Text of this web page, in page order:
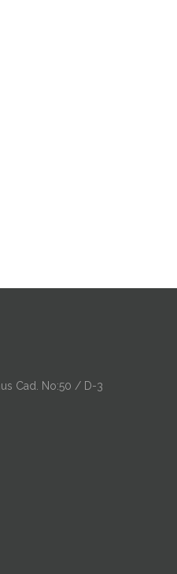
Cad. No:50 / D-3